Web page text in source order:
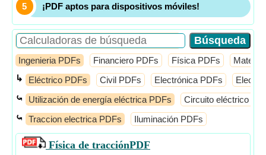
¡PDF aptos para dispositivos móviles!
Ingenieria PDFs Financiero PDFs Física PDFs Mates
↳ Eléctrico PDFs Civil PDFs Electrónica PDFs
⤿ Utilización de energía eléctrica PDFs Circuito eléctrico
⤿ Traccion electrica PDFs Iluminación PDFs
Física de tracciónPDF